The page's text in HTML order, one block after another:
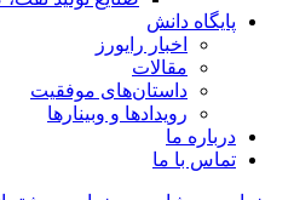
پایگاه دانش
اخبار رایورز
مقالات
داستان‌های موفقیت
رویدادها و وبینارها
درباره ما
تماس با ما